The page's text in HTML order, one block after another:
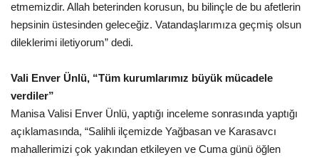
etmemizdir. Allah beterinden korusun, bu bilinçle de bu afetlerin
hepsinin üstesinden geleceğiz. Vatandaşlarımıza geçmiş olsun
dileklerimi iletiyorum” dedi.
Vali Enver Ünlü, “Tüm kurumlarımız büyük mücadele
verdiler”
Manisa Valisi Enver Ünlü, yaptığı inceleme sonrasında yaptığı
açıklamasında, “Salihli ilçemizde Yağbasan ve Karasavcı
mahallerimizi çok yakından etkileyen ve Cuma günü öğlen